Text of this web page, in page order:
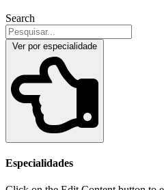
Search
Ver por especialidade
Especialidades